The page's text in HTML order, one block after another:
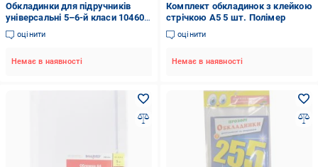
Обкладинки для підручників
універсальні 5–6-й класи 104605
Полімер
оцінити
Немає в наявності
Комплект обкладинок з клейкою
стрічкою А5 5 шт. Полімер
оцінити
Немає в наявності